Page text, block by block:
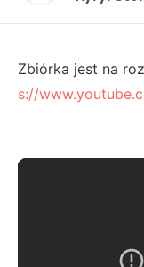
Zbiórka jest na
s://